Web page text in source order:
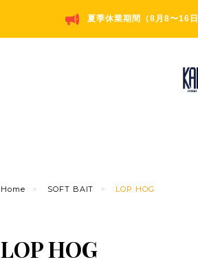
夏季休業期間（8月8〜16
Home SOFT BAIT LOP HOG
LOP HOG